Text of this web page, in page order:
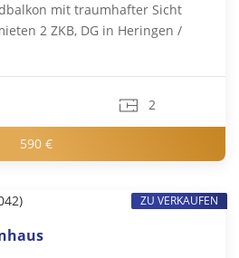
mit traumhafter Sicht
2 ZKB, DG in Heringen /
2
590 €
ZU VERKAUFEN